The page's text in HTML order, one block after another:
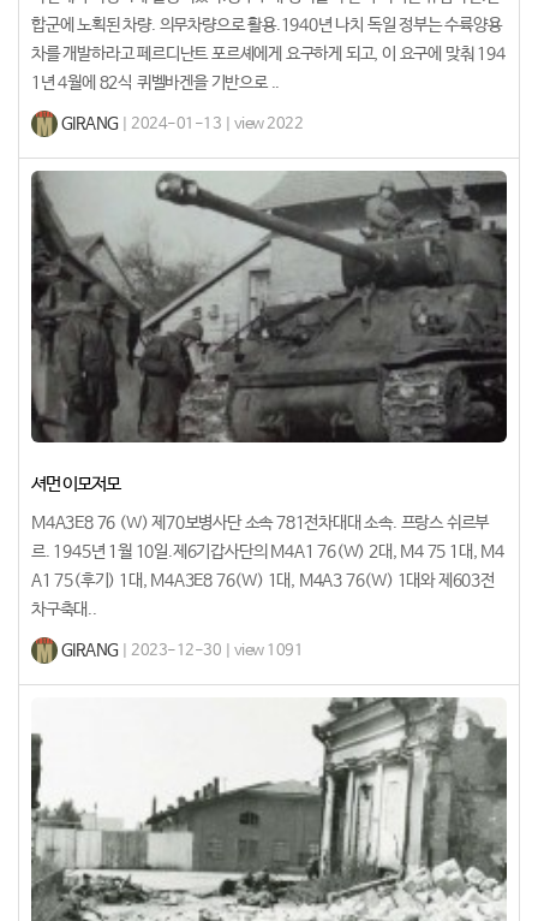
합군에 노획된 차량. 의무차량으로 활용.1940년 나치 독일 정부는 수륙양용
차를 개발하라고 페르디난트 포르셰에게 요구하게 되고, 이 요구에 맞춰 194
1년 4월에 82식 퀴벨바겐을 기반으로 ..
GIRANG | 2024-01-13 | view 2022
셔먼 이모저모
M4A3E8 76 (W) 제70보병사단 소속 781전차대대 소속. 프랑스 쉬르부
르. 1945년 1월 10일.제6기갑사단의 M4A1 76(W) 2대, M4 75 1대, M4
A1 75(후기) 1대, M4A3E8 76(W) 1대, M4A3 76(W) 1대와 제603전
차구축대..
GIRANG | 2023-12-30 | view 1091